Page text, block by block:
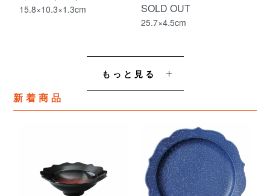
15.8×10.3×1.3cm SOLD OUT
25.7×4.5cm
もっと見る
新着商品